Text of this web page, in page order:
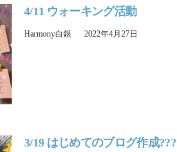
4/11 ウォーキング活動
Harmony白銀 2022年4月27日
3/19 はじめてのブログ作成???